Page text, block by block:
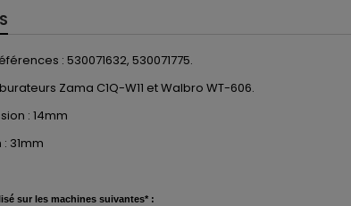
: 530071632, 530071775.
Zama C1Q-W11 et Walbro WT-606.
: 14mm
31mm
sur les machines suivantes* :